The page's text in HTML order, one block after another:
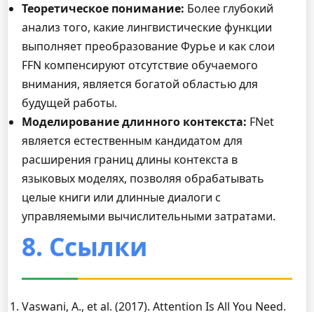
Теоретическое понимание: Более глубокий
анализ того, какие лингвистические функции
выполняет преобразование Фурье и как слои
FFN компенсируют отсутствие обучаемого
внимания, является богатой областью для
будущей работы.
Моделирование длинного контекста: FNet
является естественным кандидатом для
расширения границ длины контекста в
языковых моделях, позволяя обрабатывать
целые книги или длинные диалоги с
управляемыми вычислительными затратами.
8. Ссылки
Vaswani, A., et al. (2017). Attention Is All You Need.